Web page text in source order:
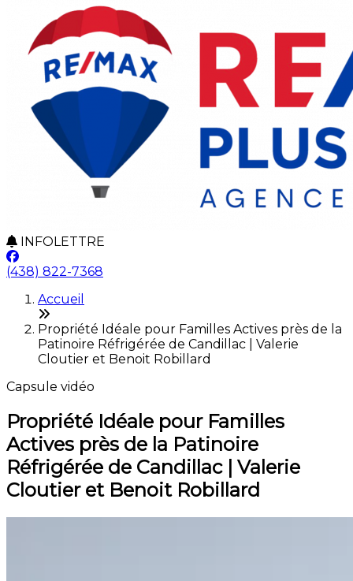
INFOLETTRE
(438) 822-7368
Accueil
Propriété Idéale pour Familles Actives près de la
Patinoire Réfrigérée de Candillac | Valerie
Cloutier et Benoit Robillard
Capsule vidéo
Propriété Idéale pour Familles
Actives près de la Patinoire
Réfrigérée de Candillac | Valerie
Cloutier et Benoit Robillard